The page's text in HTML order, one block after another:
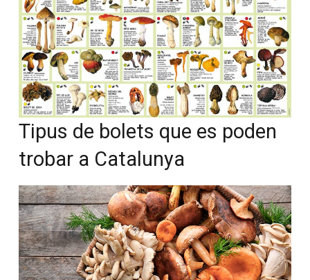
Tipus de bolets que es poden
trobar a Catalunya